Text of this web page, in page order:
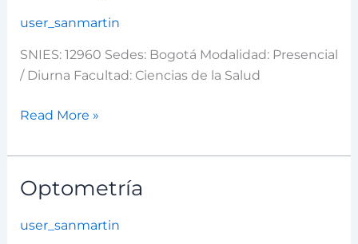
user_sanmartin
SNIES: 12960 Sedes: Bogotá Modalidad: Presencial
/ Diurna Facultad: Ciencias de la Salud
Read More »
Optometría
user_sanmartin
Optometría